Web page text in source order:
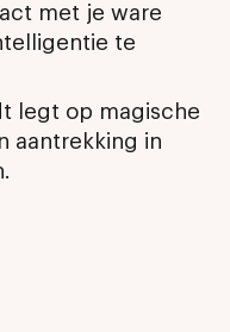
met je ware
te
legt op magische
aantrekking in